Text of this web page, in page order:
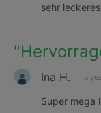
sehr
"
Ina H. a
Super mega